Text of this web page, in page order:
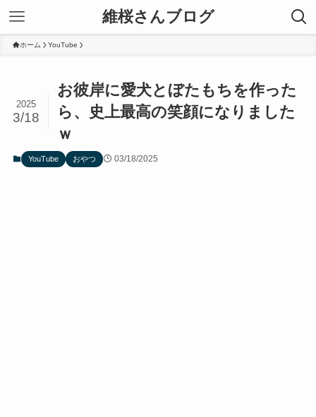
維桜さんブログ
ホーム YouTube
お彼岸に愛犬とぼたもちを作った
ら、史上最高の笑顔になりました
ｗ
2025
3/18
YouTube おやつ 03/18/2025